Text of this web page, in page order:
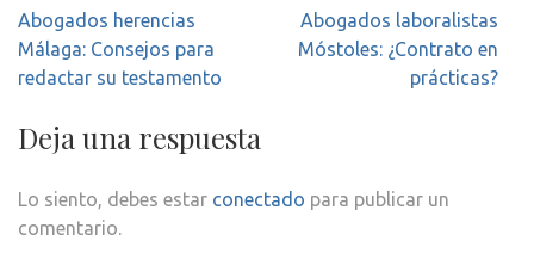
Navegación
de
entradas
Abogados herencias
Málaga: Consejos para
redactar su testamento
Abogados laboralistas
Móstoles: ¿Contrato en
prácticas?
Deja una respuesta
Lo siento, debes estar conectado para publicar un
comentario.